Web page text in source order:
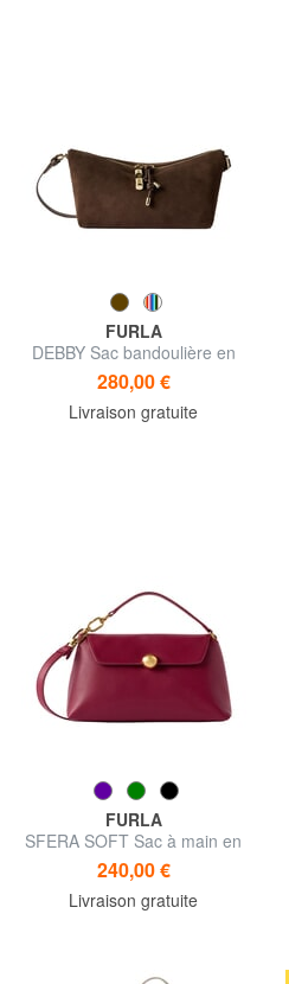
FURLA
DEBBY Sac bandoulière en
cuir
280,00 €
Livraison gratuite
FURLA
SFERA SOFT Sac à main en
cuir, avec bandoulière
240,00 €
Livraison gratuite